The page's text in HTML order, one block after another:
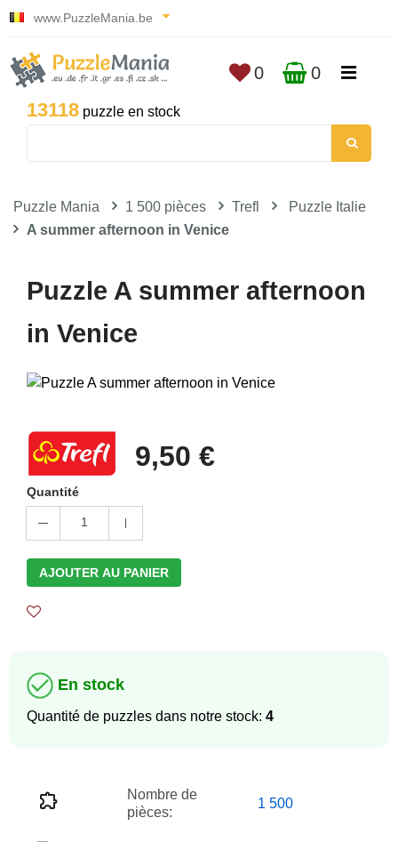
www.PuzzleMania.be
13118 puzzle en stock
0 0
Puzzle Mania 1 500 pièces Trefl
Puzzle Italie
A summer afternoon in Venice
Puzzle A summer afternoon
in Venice
9,50 €
Quantité
1
AJOUTER AU PANIER
En stock
Quantité de puzzles dans notre stock: 4
Nombre de
pièces:
1 500